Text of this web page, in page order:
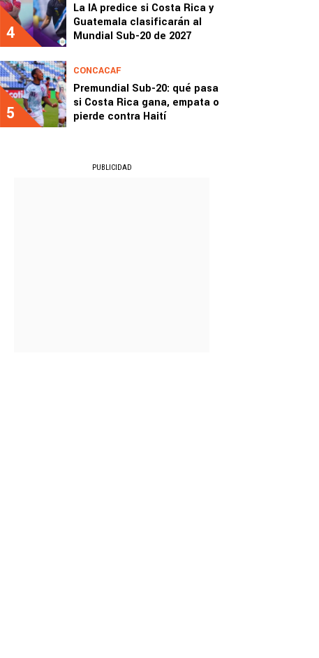
4
La IA predice si Costa Rica y
Guatemala clasificarán al
Mundial Sub-20 de 2027
5
CONCACAF
Premundial Sub-20: qué pasa
si Costa Rica gana, empata o
pierde contra Haití
PUBLICIDAD